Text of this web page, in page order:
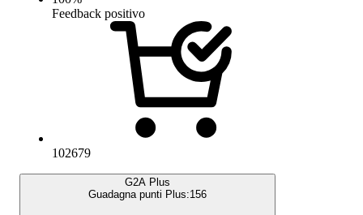
Feedback positivo
102679
G2A Plus
Guadagna punti Plus:156